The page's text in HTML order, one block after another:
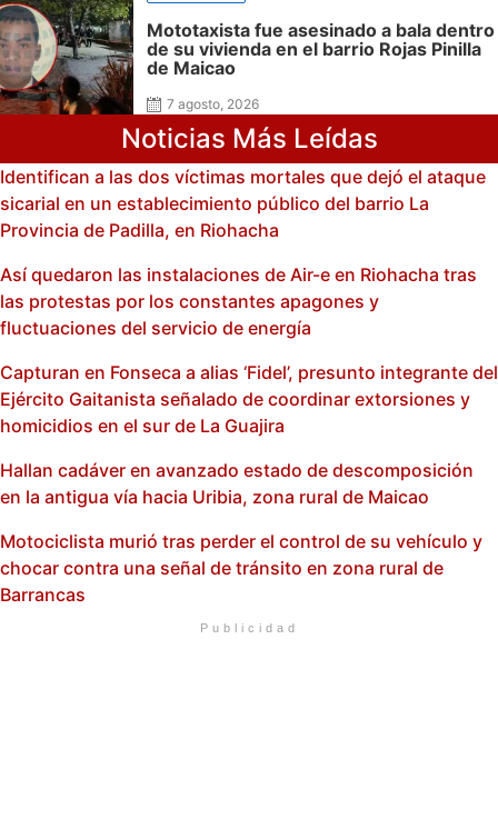
Mototaxista fue asesinado a bala dentro
de su vivienda en el barrio Rojas Pinilla
de Maicao
7 agosto, 2026
Noticias Más Leídas
Identifican a las dos víctimas mortales que dejó el ataque
sicarial en un establecimiento público del barrio La
Provincia de Padilla, en Riohacha
Así quedaron las instalaciones de Air-e en Riohacha tras
las protestas por los constantes apagones y
fluctuaciones del servicio de energía
Capturan en Fonseca a alias ‘Fidel’, presunto integrante del
Ejército Gaitanista señalado de coordinar extorsiones y
homicidios en el sur de La Guajira
Hallan cadáver en avanzado estado de descomposición
en la antigua vía hacia Uribia, zona rural de Maicao
Motociclista murió tras perder el control de su vehículo y
chocar contra una señal de tránsito en zona rural de
Barrancas
Publicidad